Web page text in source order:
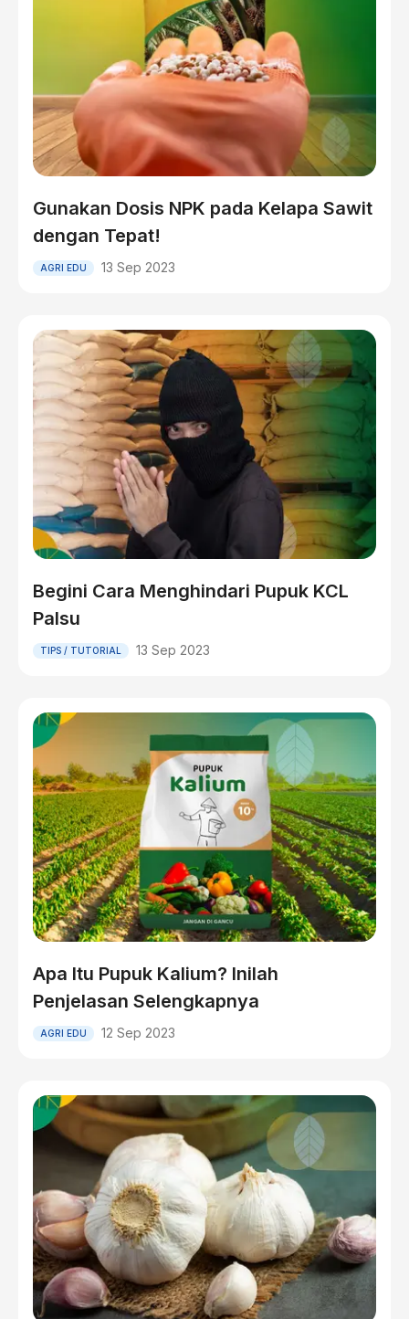
Gunakan Dosis NPK pada Kelapa Sawit
dengan Tepat!
AGRI EDU 13 Sep 2023
Begini Cara Menghindari Pupuk KCL
Palsu
TIPS / TUTORIAL 13 Sep 2023
Apa Itu Pupuk Kalium? Inilah
Penjelasan Selengkapnya
AGRI EDU 12 Sep 2023